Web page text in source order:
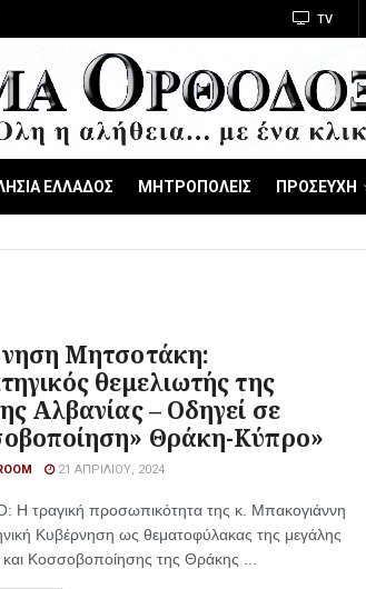
TV
ΕΛΛΑΔΟΣ ΜΗΤΡΟΠΟΛΕΙΣ ΠΡΟΣΕΥΧΗ
Μητσοτάκη:
θεμελιωτής της
Αλβανίας – Οδηγεί σε
Θράκη-Κύπρο»
21 ΑΠΡΙΛΊΟΥ, 2024
τραγική προσωπικότητα της κ. Μπακογιάννη
Κυβέρνηση ως θεματοφύλακας της μεγάλης
και Κοσσοβοποίησης της Θράκης ...